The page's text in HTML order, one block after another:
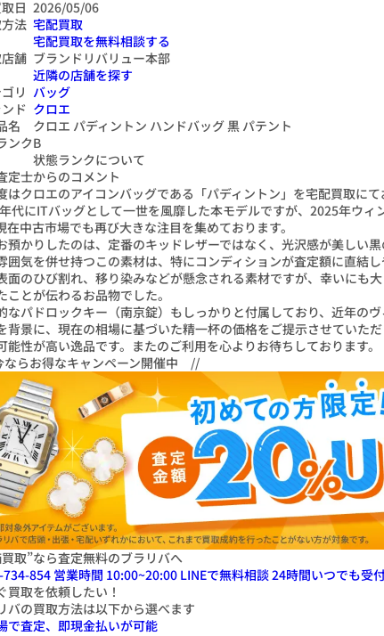
日 2026/05/06
法 宅配買取
宅配買取を無料相談する
舗 ブランドリバリュー本部
近隣の店舗を探す
リ バッグ
ド クロエ
名
クロエ パディントン ハンドバッグ 黒 パテント
ンクB
状態ランクについて
定士からのコメント
はクロエのアイコンバッグである「パディントン」を宅配買取に
代にITバッグとして一世を風靡した本モデルですが、2025年ウ
在中古市場でも再び大きな注目を集めております。
預かりしたのは、定番のキッドレザーではなく、光沢感が美しい
囲気を併せ持つこの素材は、特にコンディションが査定額に直結
面のひび割れ、移り染みなどが懸念される素材ですが、幸いにも
ことが伝わるお品物でした。
なパドロックキー（南京錠）もしっかりと付属しており、近年の
背景に、現在の相場に基づいた精一杯の価格をご提示させていた
能性が高い逸品です。またのご利用を心よりお待ちしております。
らお得なキャンペーン開催中 //
取”なら査定無料のブラリバへ
734-854営業時間 10:00~20:00 LINEで無料相談24時間いつでも受
買取を依頼したい！
バの買取方法は以下から選べます
で査定、即現金払いが可能